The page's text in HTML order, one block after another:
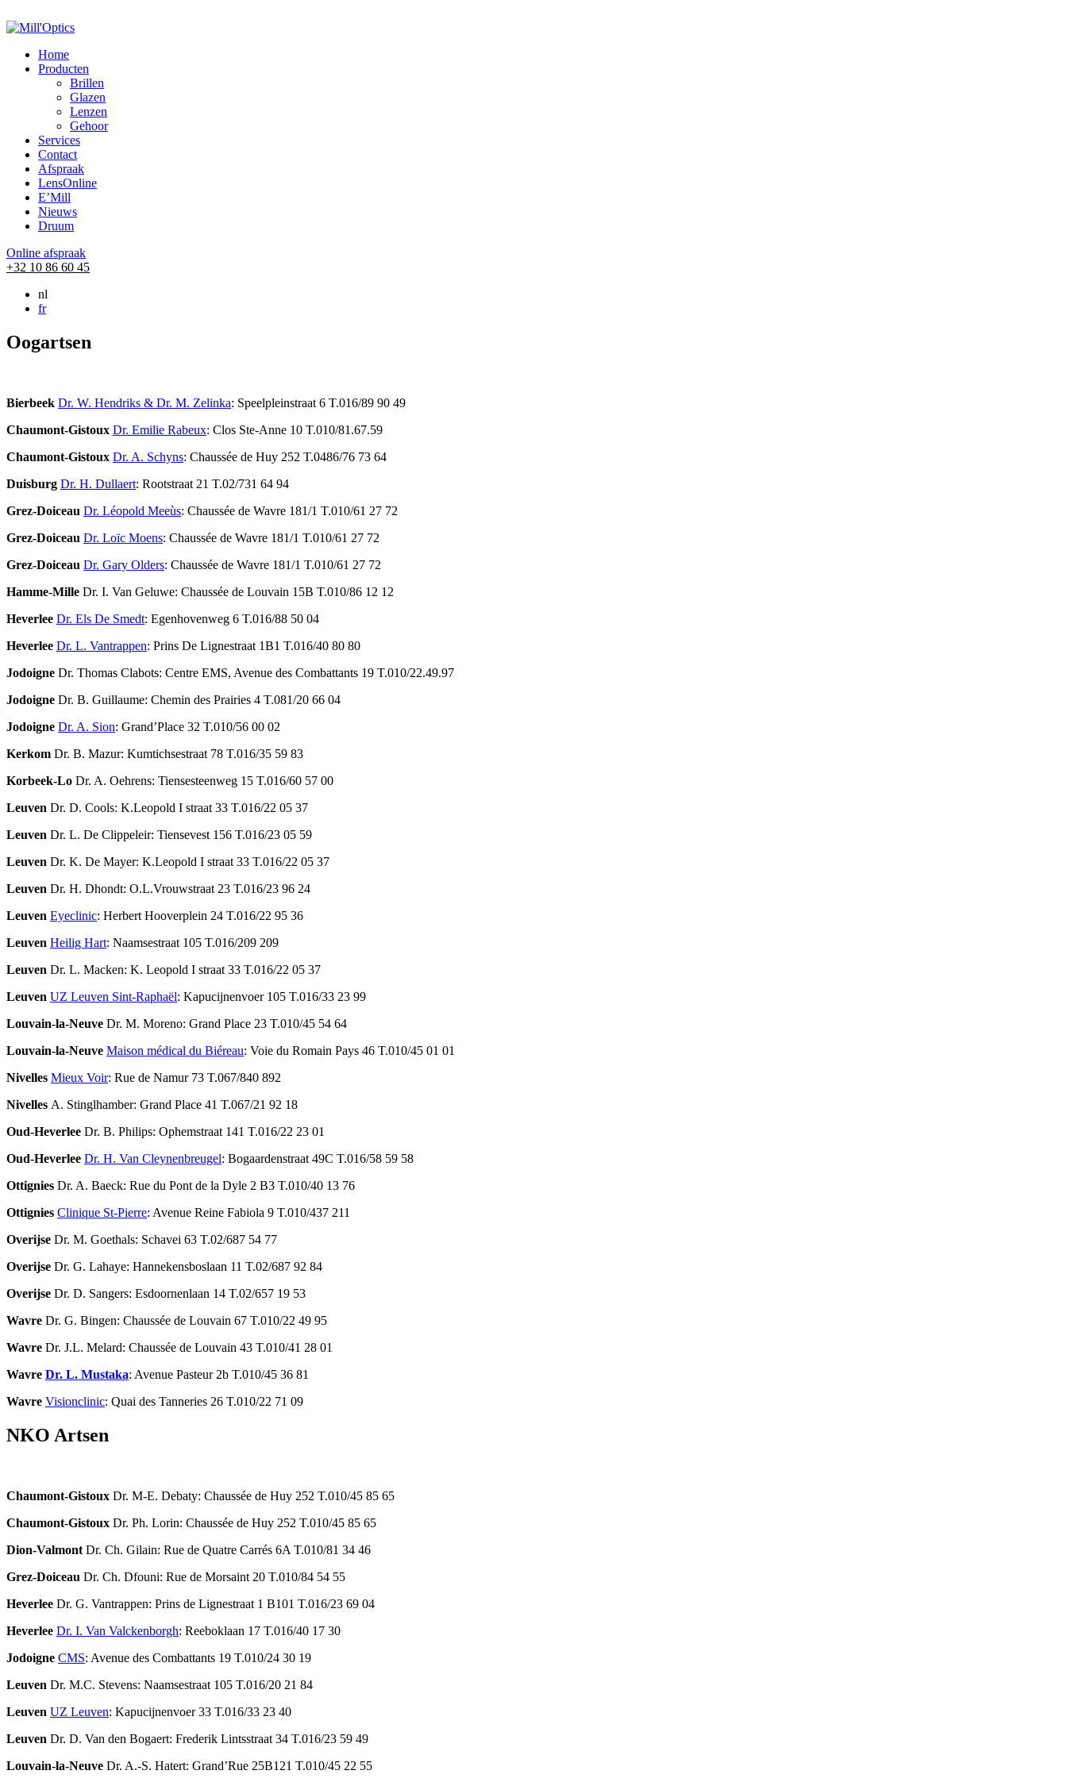
Home
Producten
Brillen
Glazen
Lenzen
Gehoor
Services
Contact
Afspraak
LensOnline
E’Mill
Nieuws
Druum
Online afspraak
+32 10 86 60 45
nl
fr
Oogartsen
Bierbeek Dr. W. Hendriks & Dr. M. Zelinka: Speelpleinstraat 6 T.016/89 90 49
Chaumont-Gistoux Dr. Emilie Rabeux: Clos Ste-Anne 10 T.010/81.67.59
Chaumont-Gistoux Dr. A. Schyns: Chaussée de Huy 252 T.0486/76 73 64
Duisburg Dr. H. Dullaert: Rootstraat 21 T.02/731 64 94
Grez-Doiceau Dr. Léopold Meeùs: Chaussée de Wavre 181/1 T.010/61 27 72
Grez-Doiceau Dr. Loïc Moens: Chaussée de Wavre 181/1 T.010/61 27 72
Grez-Doiceau Dr. Gary Olders: Chaussée de Wavre 181/1 T.010/61 27 72
Hamme-Mille Dr. I. Van Geluwe: Chaussée de Louvain 15B T.010/86 12 12
Heverlee Dr. Els De Smedt: Egenhovenweg 6 T.016/88 50 04
Heverlee Dr. L. Vantrappen: Prins De Lignestraat 1B1 T.016/40 80 80
Jodoigne Dr. Thomas Clabots: Centre EMS, Avenue des Combattants 19 T.010/22.49.97
Jodoigne Dr. B. Guillaume: Chemin des Prairies 4 T.081/20 66 04
Jodoigne Dr. A. Sion: Grand’Place 32 T.010/56 00 02
Kerkom Dr. B. Mazur: Kumtichsestraat 78 T.016/35 59 83
Korbeek-Lo Dr. A. Oehrens: Tiensesteenweg 15 T.016/60 57 00
Leuven Dr. D. Cools: K.Leopold I straat 33 T.016/22 05 37
Leuven Dr. L. De Clippeleir: Tiensevest 156 T.016/23 05 59
Leuven Dr. K. De Mayer: K.Leopold I straat 33 T.016/22 05 37
Leuven Dr. H. Dhondt: O.L.Vrouwstraat 23 T.016/23 96 24
Leuven Eyeclinic: Herbert Hooverplein 24 T.016/22 95 36
Leuven Heilig Hart: Naamsestraat 105 T.016/209 209
Leuven Dr. L. Macken: K. Leopold I straat 33 T.016/22 05 37
Leuven UZ Leuven Sint-Raphaël: Kapucijnenvoer 105 T.016/33 23 99
Louvain-la-Neuve Dr. M. Moreno: Grand Place 23 T.010/45 54 64
Louvain-la-Neuve Maison médical du Biéreau: Voie du Romain Pays 46 T.010/45 01 01
Nivelles Mieux Voir: Rue de Namur 73 T.067/840 892
Nivelles A. Stinglhamber: Grand Place 41 T.067/21 92 18
Oud-Heverlee Dr. B. Philips: Ophemstraat 141 T.016/22 23 01
Oud-Heverlee Dr. H. Van Cleynenbreugel: Bogaardenstraat 49C T.016/58 59 58
Ottignies Dr. A. Baeck: Rue du Pont de la Dyle 2 B3 T.010/40 13 76
Ottignies Clinique St-Pierre: Avenue Reine Fabiola 9 T.010/437 211
Overijse Dr. M. Goethals: Schavei 63 T.02/687 54 77
Overijse Dr. G. Lahaye: Hannekensboslaan 11 T.02/687 92 84
Overijse Dr. D. Sangers: Esdoornenlaan 14 T.02/657 19 53
Wavre Dr. G. Bingen: Chaussée de Louvain 67 T.010/22 49 95
Wavre Dr. J.L. Melard: Chaussée de Louvain 43 T.010/41 28 01
Wavre Dr. L. Mustaka: Avenue Pasteur 2b T.010/45 36 81
Wavre Visionclinic: Quai des Tanneries 26 T.010/22 71 09
NKO Artsen
Chaumont-Gistoux Dr. M-E. Debaty: Chaussée de Huy 252 T.010/45 85 65
Chaumont-Gistoux Dr. Ph. Lorin: Chaussée de Huy 252 T.010/45 85 65
Dion-Valmont Dr. Ch. Gilain: Rue de Quatre Carrés 6A T.010/81 34 46
Grez-Doiceau Dr. Ch. Dfouni: Rue de Morsaint 20 T.010/84 54 55
Heverlee Dr. G. Vantrappen: Prins de Lignestraat 1 B101 T.016/23 69 04
Heverlee Dr. I. Van Valckenborgh: Reeboklaan 17 T.016/40 17 30
Jodoigne CMS: Avenue des Combattants 19 T.010/24 30 19
Leuven Dr. M.C. Stevens: Naamsestraat 105 T.016/20 21 84
Leuven UZ Leuven: Kapucijnenvoer 33 T.016/33 23 40
Leuven Dr. D. Van den Bogaert: Frederik Lintsstraat 34 T.016/23 59 49
Louvain-la-Neuve Dr. A.-S. Hatert: Grand’Rue 25B121 T.010/45 22 55